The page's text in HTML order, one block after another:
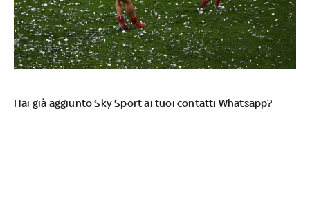
Hai già aggiunto Sky Sport ai tuoi contatti Whatsapp?